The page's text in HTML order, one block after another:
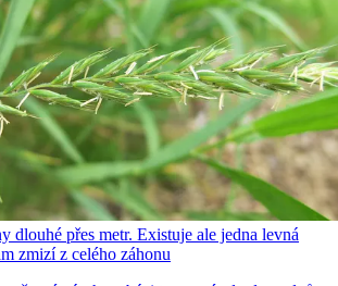
dlouhé přes metr. Existuje ale jedna levná
zmizí z celého záhonu